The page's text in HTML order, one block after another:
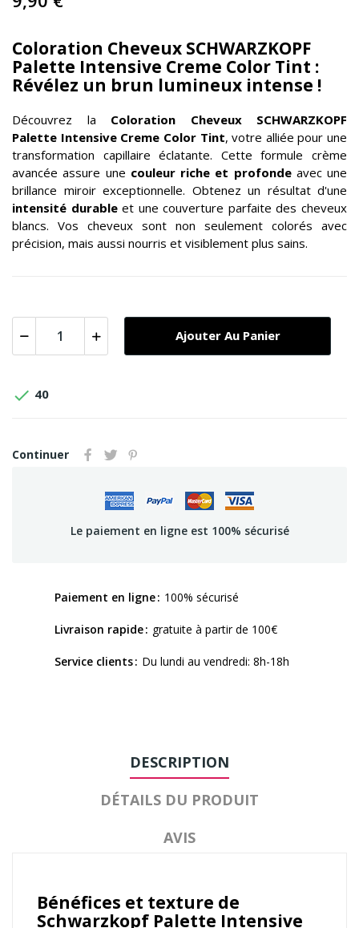
Coloration Cheveux SCHWARZKOPF
Palette Intensive Creme Color Tint :
Révélez un brun lumineux intense !
Découvrez la Coloration Cheveux
SCHWARZKOPF
Palette Intensive Creme Color Tint, votre alliée pour une
transformation capillaire éclatante. Cette formule crème
avancée assure une couleur riche et profondeavec une
brillance miroir exceptionnelle. Obtenez un résultat d'une
intensité durableet une couverture parfaite des cheveux
blancs. Vos cheveux sont non seulement colorés avec
précision, mais aussi nourris et visiblement plus sains.
Ajouter Au Panier
 40
Continuer
Le paiement en ligne est 100% sécurisé
Paiement en ligne 100% sécurisé
Livraison rapide gratuite à partir de 100€
Service clients Du lundi au vendredi: 8h-18h
DESCRIPTION
DÉTAILS DU PRODUIT
AVIS
Bénéfices et texture de
Schwarzkopf Palette Intensive